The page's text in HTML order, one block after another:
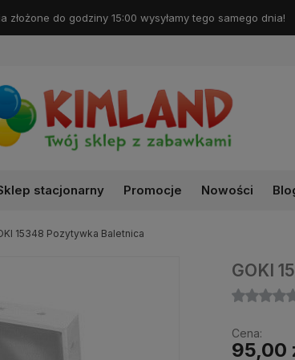
stacjonarny Promocje Nowości
15348 Pozytywka Baletnica
GOKI
Cena:
95,00